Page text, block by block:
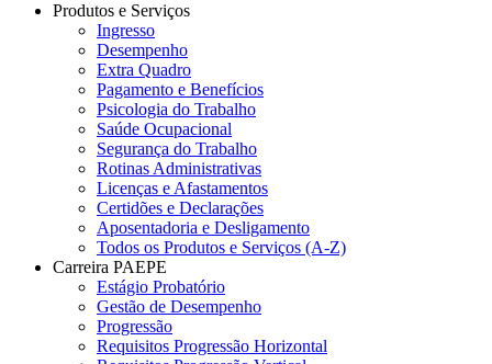
Produtos e Serviços
Ingresso
Desempenho
Extra Quadro
Pagamento e Benefícios
Psicologia do Trabalho
Saúde Ocupacional
Segurança do Trabalho
Rotinas Administrativas
Licenças e Afastamentos
Certidões e Declarações
Aposentadoria e Desligamento
Todos os Produtos e Serviços (A-Z)
Carreira PAEPE
Estágio Probatório
Gestão de Desempenho
Progressão
Requisitos Progressão Horizontal